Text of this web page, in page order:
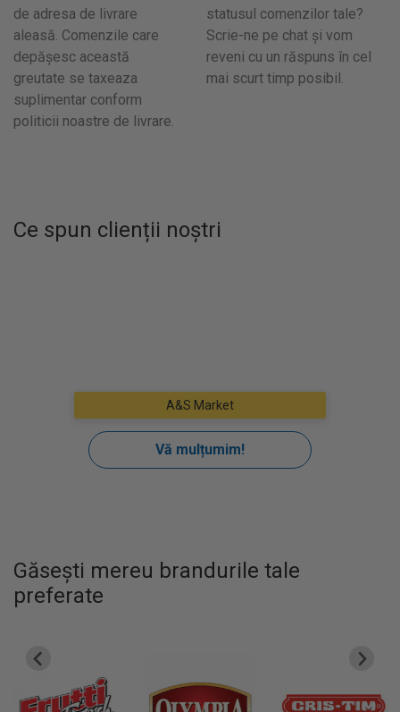
de adresa de livrare
aleasă. Comenzile care
depășesc această
greutate se taxeaza
suplimentar conform
politicii noastre de livrare.
statusul comenzilor tale?
Scrie-ne pe chat și vom
reveni cu un răspuns în cel
mai scurt timp posibil.
Ce spun clienții noștri
Găsești mereu brandurile tale
preferate